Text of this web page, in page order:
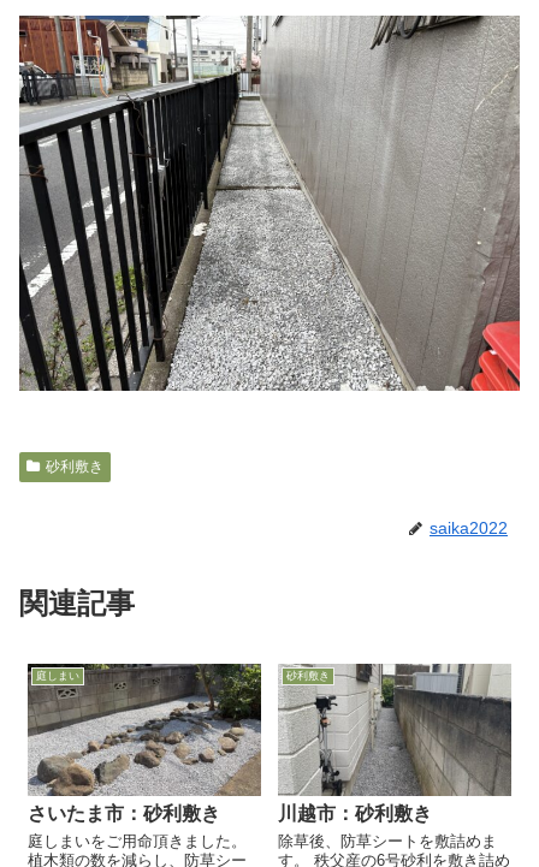
砂利敷き
saika2022
関連記事
庭しまい
さいたま市：砂利敷き
庭しまいをご用命頂きました。
植木類の数を減らし、防草シー
砂利敷き
川越市：砂利敷き
除草後、防草シートを敷詰めま
す。 秩父産の6号砂利を敷き詰め